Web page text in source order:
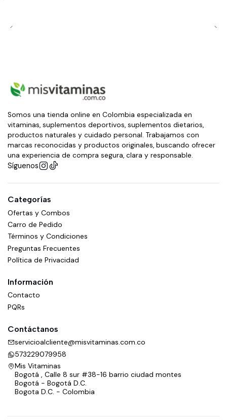
Somos una tienda online en Colombia especializada en
vitaminas, suplementos deportivos, suplementos dietarios,
productos naturales y cuidado personal. Trabajamos con
marcas reconocidas y productos originales, buscando ofrecer
una experiencia de compra segura, clara y responsable.
Síguenos
Categorías
Ofertas y Combos
Carro de Pedido
Términos y Condiciones
Preguntas Frecuentes
Política de Privacidad
Información
Contacto
PQRs
Contáctanos
servicioalcliente@misvitaminas.com.co
573229079958
Mis Vitaminas
Bogotá , Calle 8 sur #38-16 barrio ciudad montes
Bogotá - Bogotá D.C.
Bogota D.C. - Colombia